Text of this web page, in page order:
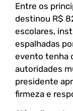
Entre os
destinou R$
escolares,
espalhadas
evento tenha
autoridades
presidente
firmeza e